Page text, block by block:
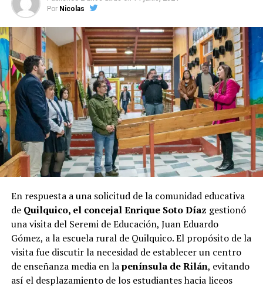
al frente del municipio parece haberle asegurado un
respaldo considerable entre los votantes, lo que se
refleja en la encuesta.
Las elecciones de octubre serán decisivas para Castro, y
los próximos días serán cruciales para todos los
candidatos en la recta final hacia las urnas.
Por Nicolas
En respuesta a una solicitud de la comunidad educativa
de Quilquico, el concejal Enrique Soto Díaz gestionó
una visita del Seremi de Educación, Juan Eduardo
Gómez, a la escuela rural de Quilquico. El propósito de la
visita fue discutir la necesidad de establecer un centro
de enseñanza media en lapenínsula de Rilán, evitando
así el desplazamiento de los estudiantes hacia liceos